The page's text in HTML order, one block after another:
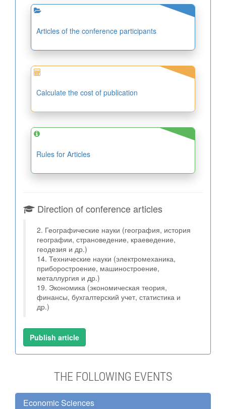
Articles of the conference participants
Calculate the cost of publication
Rules for Articles
Direction of conference articles
2. Географические науки (география, история
географии, страноведение, краеведение,
геодезия и др.)
14. Технические науки (электромеханика,
приборостроение, машиностроение,
металлургия и др.)
19. Экономика (экономическая теория,
финансы, бухгалтерский учет, статистика и
др.)
Publish article
THE FOLLOWING EVENTS
Economic Sciences